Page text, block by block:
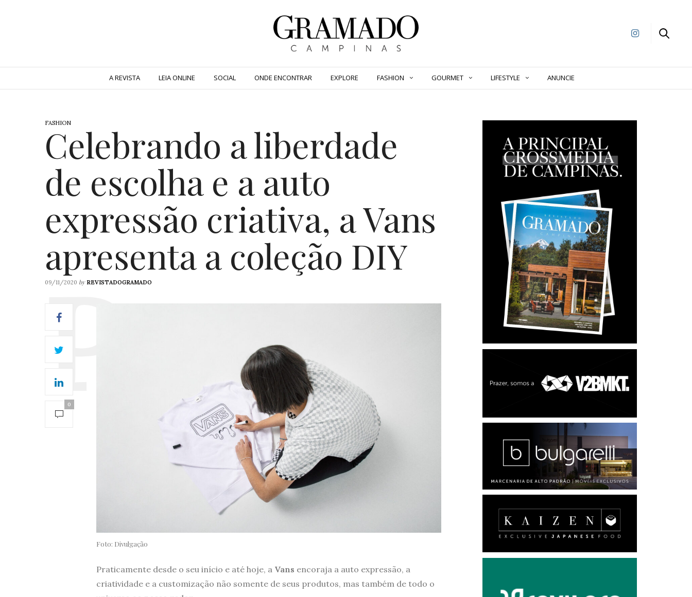
A REVISTA LEIA ONLINE SOCIAL ONDE ENCONTRAR EXPLORE FASHION GOURMET LIFESTYLE ANUNCIE
FASHION
Celebrando a liberdade
de escolha e a auto
expressão criativa, a Vans
apresenta a coleção DIY
09/11/2020 by REVISTADOGRAMADO
0
Foto: Divulgação
Praticamente desde o seu início e até hoje, a Vans encoraja a auto expressão, a
criatividade e a customização não somente de seus produtos, mas também de todo o